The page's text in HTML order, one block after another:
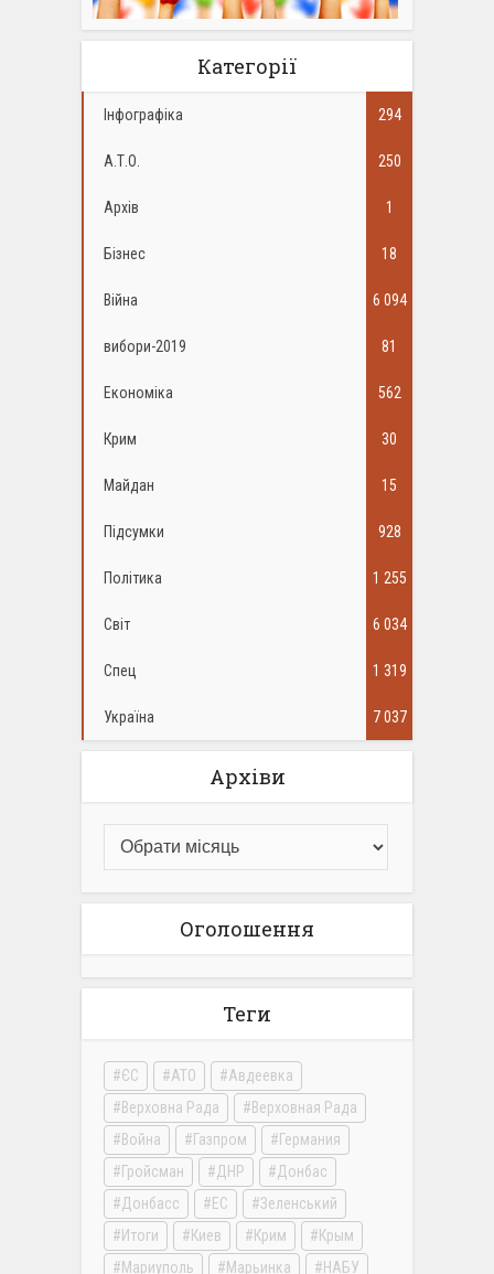
Категорії
Інфографіка 294
А.Т.О. 250
Архів 1
Бізнес 18
Війна 6 094
вибори-2019 81
Економіка 562
Крим 30
Майдан 15
Підсумки 928
Політика 1 255
Світ 6 034
Спец 1 319
Україна 7 037
Архіви
Оголошення
Теги
ЄС АТО
Авдеевка
Верховна Рада
Верховная Рада
Война
Газпром
Германия
Гройсман
ДНР
Донбас
Донбасс
ЕС
Зеленський
Итоги
Киев Крим
Крым
Мариуполь
Марьинка НАБУ